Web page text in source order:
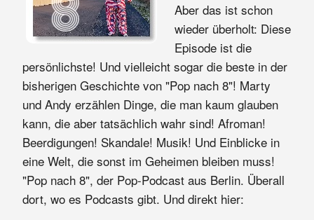
Aber das ist schon
wieder überholt: Diese
Episode ist die
persönlichste! Und vielleicht sogar die beste in der
bisherigen Geschichte von "Pop nach 8"! Marty
und Andy erzählen Dinge, die man kaum glauben
kann, die aber tatsächlich wahr sind! Afroman!
Beerdigungen! Skandale! Musik! Und Einblicke in
eine Welt, die sonst im Geheimen bleiben muss!
"Pop nach 8", der Pop-Podcast aus Berlin. Überall
dort, wo es Podcasts gibt. Und direkt hier: